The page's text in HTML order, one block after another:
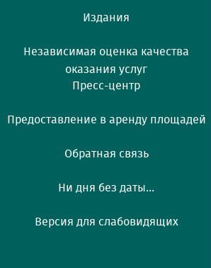
Издания
Независимая оценка качества
оказания услуг
Пресс-центр
Предоставление в аренду площадей
Обратная связь
Ни дня без даты...
Версия для слабовидящих